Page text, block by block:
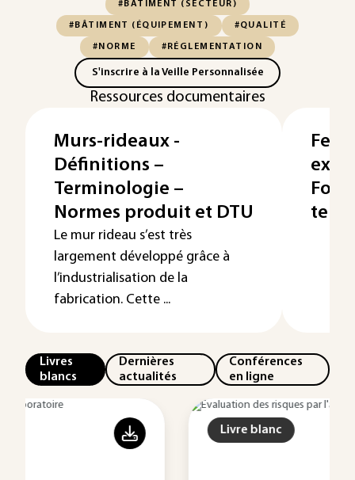
#BÂTIMENT (SECTEUR)
#BÂTIMENT (ÉQUIPEMENT) #QUALITÉ
#NORME #RÉGLEMENTATION
S'inscrire à la Veille Personnalisée
Ressources documentaires
Murs-rideaux -
Définitions –
Terminologie –
Normes produit et DTU
Le mur rideau s’est très
largement développé grâce à
l’industrialisation de la
fabrication. Cette ...
Livres
blancs
Dernières
actualités
Conférences
en ligne
Livre blanc